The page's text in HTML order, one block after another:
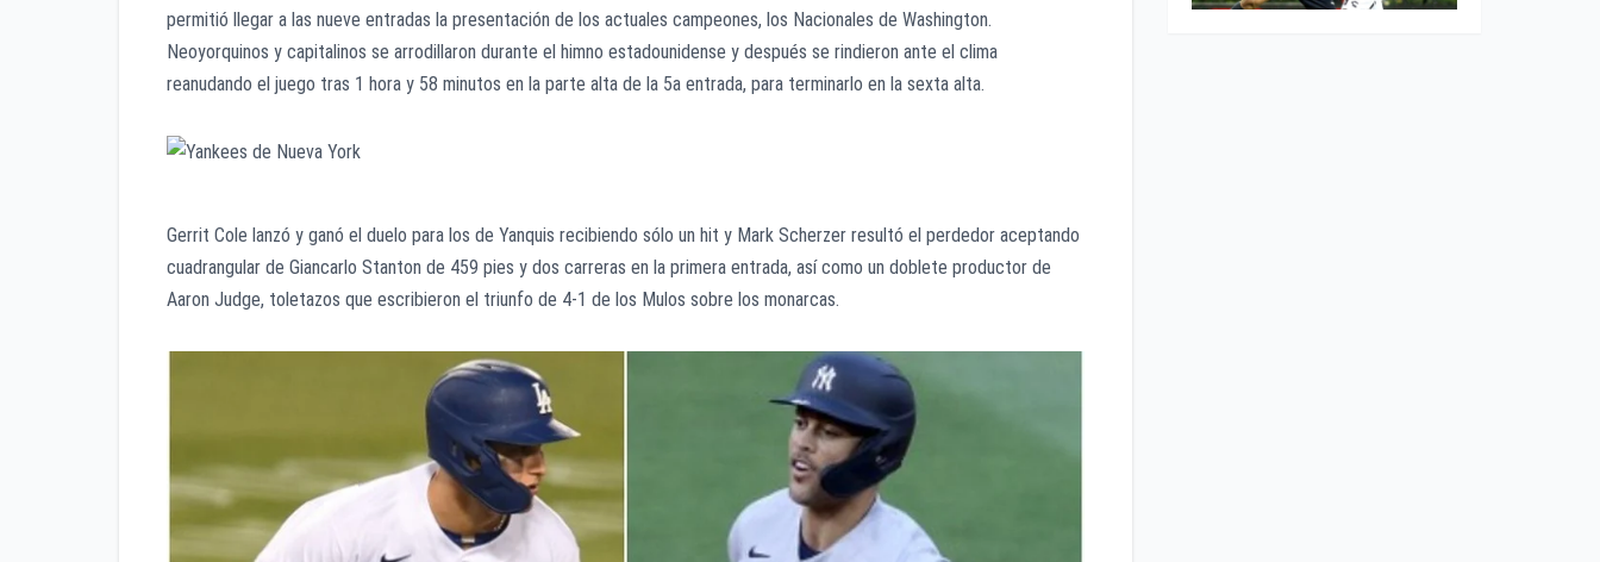
permitió llegar a las nueve entradas la presentación de los actuales campeones, los Nacionales de Washington.
Neoyorquinos y capitalinos se arrodillaron durante el himno estadounidense y después se rindieron ante el clima
reanudando el juego tras 1 hora y 58 minutos en la parte alta de la 5a entrada, para terminarlo en la sexta alta.
Gerrit Cole lanzó y ganó el duelo para los de Yanquis recibiendo sólo un hit y Mark Scherzer resultó el perdedor aceptando
cuadrangular de Giancarlo Stanton de 459 pies y dos carreras en la primera entrada, así como un doblete productor de
Aaron Judge, toletazos que escribieron el triunfo de 4-1 de los Mulos sobre los monarcas.